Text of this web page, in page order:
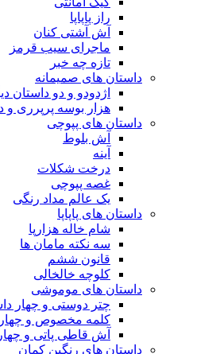
راز پاپاپا
آش آشتی کنان
ماجرای سیب قرمز
تازه چه خبر
داستان های صمیمانه
اژدودو و دو داستان
هزار بوسه پرپرری و
داستان های پپوچی
آش بلوط
آینه
درخت شکلات
غصه پپوچی
یک عالم مداد رنگی
داستان های پاپاپا
شام خاله هزارپا
سه نکته مامان ها
قانون ششم
کلوچه خالخالی
داستان های موموشی
چتر دوستی و چهار
کلمه مخصوص و چهار
آش قاطی پاتی و
داستان های رنگین کمان